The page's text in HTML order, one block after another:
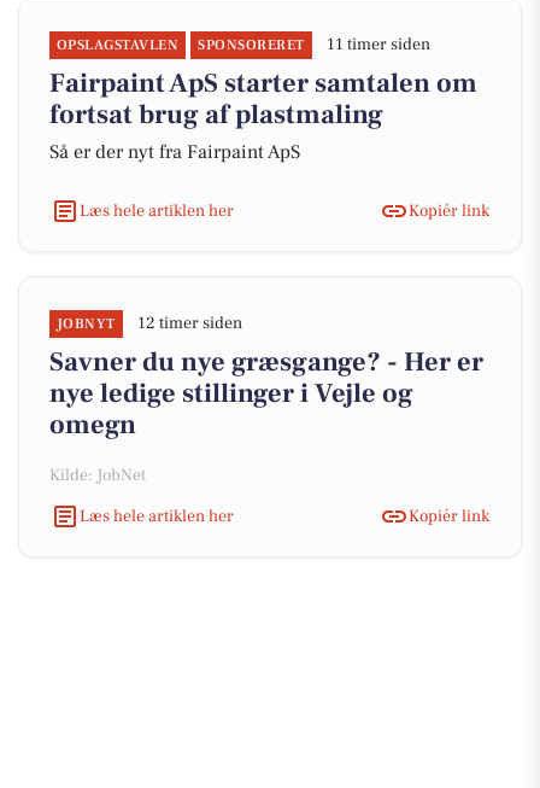
OPSLAGSTAVLEN SPONSORERET 11 timer siden
Fairpaint ApS starter samtalen om
fortsat brug af plastmaling
Så er der nyt fra Fairpaint ApS
Læs hele artiklen her Kopiér link
JOBNYT 12 timer siden
Savner du nye græsgange? - Her er
nye ledige stillinger i Vejle og
omegn
Kilde: JobNet
Læs hele artiklen her
Kopiér link